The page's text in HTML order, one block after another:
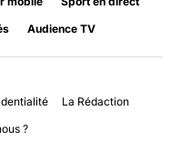
Audience TV
La Rédaction
?